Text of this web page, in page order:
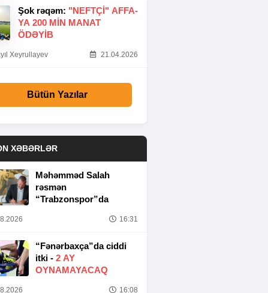
Şok rəqəm: "NEFTÇI" AFFA-
YA 200 MIN MANAT
ÖDƏYIB
Xeyrullayev 21.04.2026
Bütün Yazılar
XƏBƏRLƏR
Məhəmməd Salah
rəsmən
“Trabzonspor”da
16:31
“Fənərbaxça”da ciddi
itki - 2 AY
OYNAMAYACAQ
16:08